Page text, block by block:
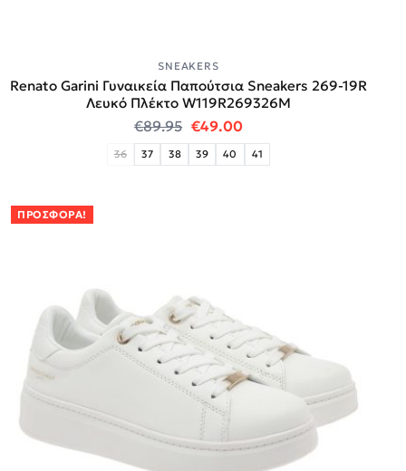
SNEAKERS
Renato Garini Γυναικεία Παπούτσια Sneakers 269-19R
Λευκό Πλέκτο W119R269326M
€89.95 Original price was: €89.95.
€49.00Η τρέχουσα τιμή
36 37 38 39 40 41
ΠΡΟΣΦΟΡΆ!